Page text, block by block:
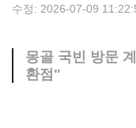
수정: 2026-07-09
몽골 국빈 방문
환점"